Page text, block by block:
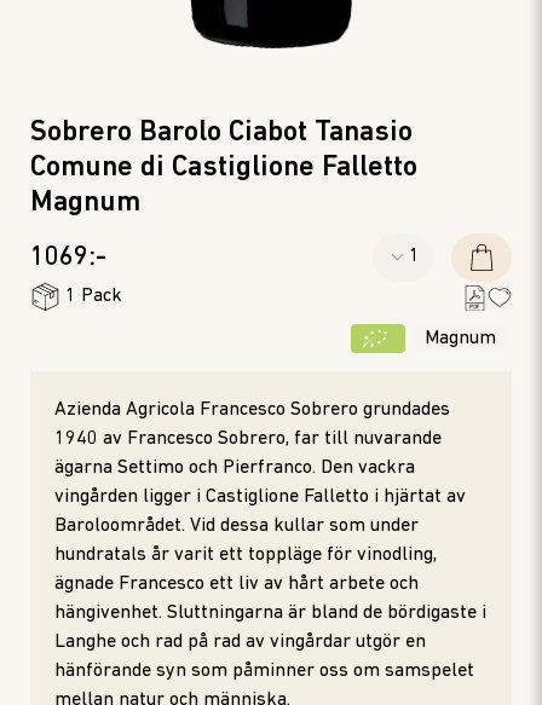
Sobrero Barolo Ciabot Tanasio
Comune di Castiglione Falletto
Magnum
1069:-
1 Pack
Magnum
Azienda Agricola Francesco Sobrero grundades
1940 av Francesco Sobrero, far till nuvarande
ägarna Settimo och Pierfranco. Den vackra
vingården ligger i Castiglione Falletto i hjärtat av
Baroloområdet. Vid dessa kullar som under
hundratals år varit ett toppläge för vinodling,
ägnade Francesco ett liv av hårt arbete och
hängivenhet. Sluttningarna är bland de bördigaste i
Langhe och rad på rad av vingårdar utgör en
hänförande syn som påminner oss om samspelet
mellan natur och människa.